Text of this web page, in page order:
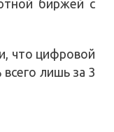
биржей с
что цифровой
всего лишь за 3